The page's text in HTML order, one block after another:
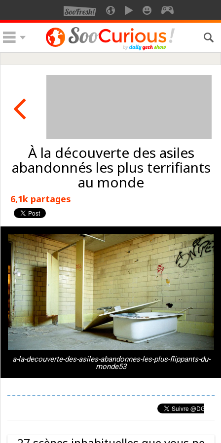
À la découverte des asiles
abandonnés les plus terrifiants
au monde
6,1k partages
a-la-decouverte-des-asiles-abandonnes-les-plus-flippants-du-
monde53